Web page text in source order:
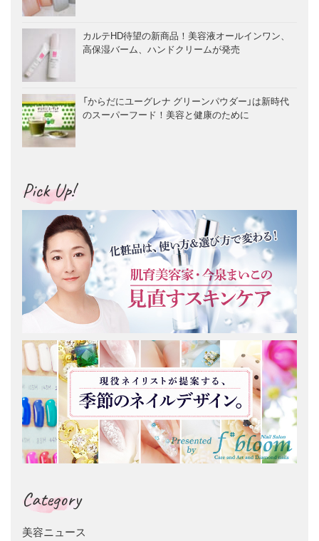
カルテHD待望の新商品！美容液オールインワン、
高保湿バーム、ハンドクリームが発売
「からだにユーグレナ グリーンパウダー」は新時代
のスーパーフード！美容と健康のために
Pick Up!
Category
美容ニュース